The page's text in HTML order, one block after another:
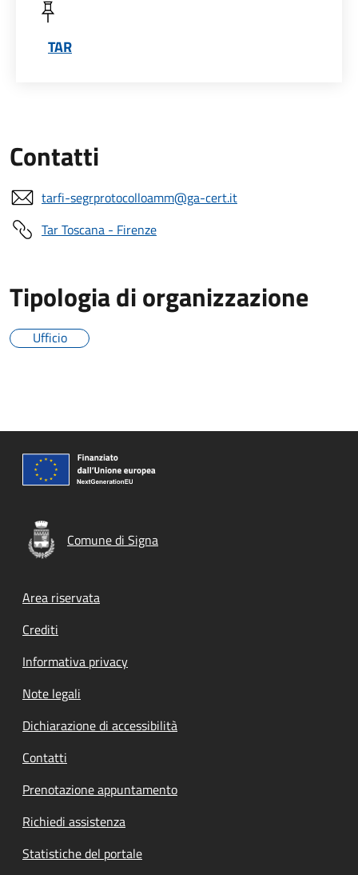
TAR
Contatti
tarfi-segrprotocolloamm@ga-cert.it
Tar Toscana - Firenze
Tipologia di organizzazione
Ufficio
Comune di Signa
Footer menu
Area riservata
Crediti
Informativa privacy
Note legali
Dichiarazione di accessibilità
Contatti
Prenotazione appuntamento
Richiedi assistenza
Statistiche del portale